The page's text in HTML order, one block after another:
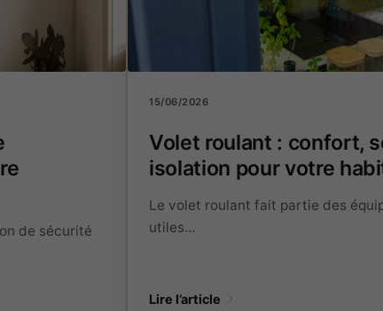
de sécurité
Volet roulant : confort,
isolation pour votre
15/06/2026
Le volet roulant fait partie des
utiles…
Lire l’article